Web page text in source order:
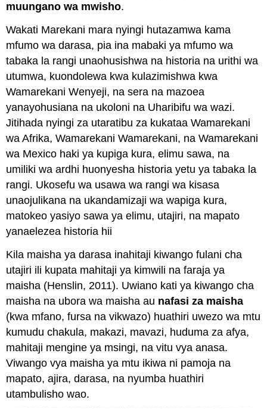
muungano wa mwisho.
Wakati Marekani mara nyingi hutazamwa kama
mfumo wa darasa, pia ina mabaki ya mfumo wa
tabaka la rangi unaohusishwa na historia na urithi wa
utumwa, kuondolewa kwa kulazimishwa kwa
Wamarekani Wenyeji, na sera na mazoea
yanayohusiana na ukoloni na Uharibifu wa wazi.
Jitihada nyingi za utaratibu za kukataa Wamarekani
wa Afrika, Wamarekani Wamarekani, na Wamarekani
wa Mexico haki ya kupiga kura, elimu sawa, na
umiliki wa ardhi huonyesha historia yetu ya tabaka la
rangi. Ukosefu wa usawa wa rangi wa kisasa
unaojulikana na ukandamizaji wa wapiga kura,
matokeo yasiyo sawa ya elimu, utajiri, na mapato
yanaelezea historia hii
Kila maisha ya darasa inahitaji kiwango fulani cha
utajiri ili kupata mahitaji ya kimwili na faraja ya
maisha (Henslin, 2011). Uwiano kati ya kiwango cha
maisha na ubora wa maisha au nafasi za maisha
(kwa mfano, fursa na vikwazo) huathiri uwezo wa mtu
kumudu chakula, makazi, mavazi, huduma za afya,
mahitaji mengine ya msingi, na vitu vya anasa.
Viwango vya maisha ya mtu ikiwa ni pamoja na
mapato, ajira, darasa, na nyumba huathiri
utambulisho wao.